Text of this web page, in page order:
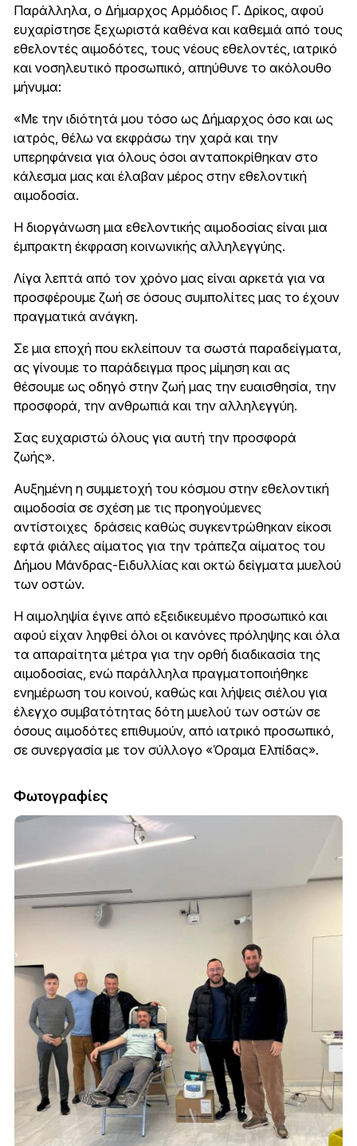
Παράλληλα, ο Δήμαρχος Αρμόδιος Γ. Δρίκος, αφού
ευχαρίστησε ξεχωριστά καθένα και καθεμιά από τους
εθελοντές αιμοδότες, τους νέους εθελοντές, ιατρικό
και νοσηλευτικό προσωπικό, απηύθυνε το ακόλουθο
μήνυμα:
«Με την ιδιότητά μου τόσο ως Δήμαρχος όσο και ως
ιατρός, θέλω να εκφράσω την χαρά και την
υπερηφάνεια για όλους όσοι ανταποκρίθηκαν στο
κάλεσμα μας και έλαβαν μέρος στην εθελοντική
αιμοδοσία.
Η διοργάνωση μια εθελοντικής αιμοδοσίας είναι μια
έμπρακτη έκφραση κοινωνικής αλληλεγγύης.
Λίγα λεπτά από τον χρόνο μας είναι αρκετά για να
προσφέρουμε ζωή σε όσους συμπολίτες μας το έχουν
πραγματικά ανάγκη.
Σε μια εποχή που εκλείπουν τα σωστά παραδείγματα,
ας γίνουμε το παράδειγμα προς μίμηση και ας
θέσουμε ως οδηγό στην ζωή μας την ευαισθησία, την
προσφορά, την ανθρωπιά και την αλληλεγγύη.
Σας ευχαριστώ όλους για αυτή την προσφορά
ζωής».
Αυξημένη η συμμετοχή του κόσμου στην εθελοντική
αιμοδοσία σε σχέση με τις προηγούμενες
αντίστοιχες δράσεις καθώς συγκεντρώθηκαν είκοσι
εφτά φιάλες αίματος για την τράπεζα αίματος του
Δήμου Μάνδρας-Ειδυλλίας και οκτώ δείγματα μυελού
των οστών.
Η αιμοληψία έγινε από εξειδικευμένο προσωπικό και
αφού είχαν ληφθεί όλοι οι κανόνες πρόληψης και όλα
τα απαραίτητα μέτρα για την ορθή διαδικασία της
αιμοδοσίας, ενώ παράλληλα πραγματοποιήθηκε
ενημέρωση του κοινού, καθώς και λήψεις σιέλου για
έλεγχο συμβατότητας δότη μυελού των οστών σε
όσους αιμοδότες επιθυμούν, από ιατρικό προσωπικό,
σε συνεργασία με τον σύλλογο «Όραμα Ελπίδας».
Φωτογραφίες